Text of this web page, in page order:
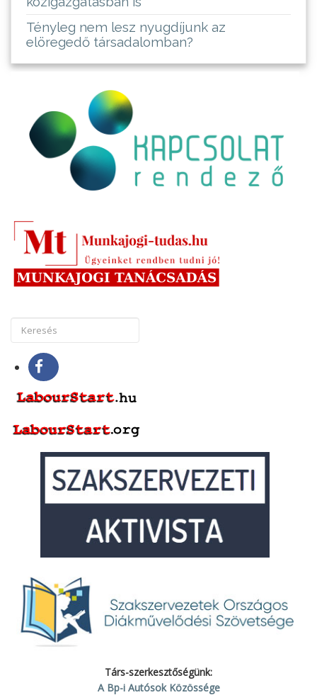
Tényleg nem lesz nyugdíjunk az
elöregedő társadalomban?
Társ-szerkesztőségünk:
A Bp-i Autósok Közössége